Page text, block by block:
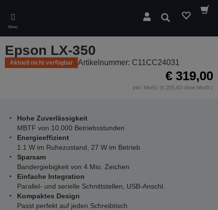
main
content
Menü
Suchen
Epson LX-350
Aktuell nicht verfügbar Artikelnummer: C11CC24031
€ 319,00
inkl. MwSt. (€ 265,83 ohne MwSt.)
Hohe Zuverlässigkeit
MBTF von 10.000 Betriebsstunden
Energieeffizient
1.1 W im Ruhezustand, 27 W im Betrieb
Sparsam
Bandergiebigkeit von 4 Mio. Zeichen
Einfache Integration
Parallel- und serielle Schnittstellen, USB-Anschl.
Kompaktes Design
Passt perfekt auf jeden Schreibtisch